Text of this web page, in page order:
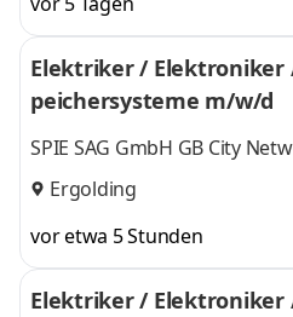
Elektriker /
peichersysteme m/w/d
SPIE SAG GmbH GB City
Ergolding
vor etwa 5 Stunden
Elektriker /